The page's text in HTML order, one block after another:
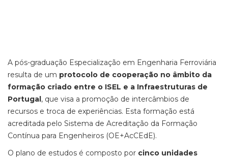
A pós-graduação Especialização em Engenharia Ferroviária
resulta de um protocolo de cooperação no âmbito da
formação criado entre o ISEL e a Infraestruturas de
Portugal, que visa a promoção de intercâmbios de
recursos e troca de experiências. Esta formação está
acreditada pelo Sistema de Acreditação da Formação
Contínua para Engenheiros (OE+AcCEdE).
O plano de estudos é composto por cinco unidades